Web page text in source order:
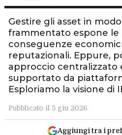
Gestire gli asset in
frammentato espone le
conseguenze
reputazionali. Eppure,
approccio centralizzato
supportato da
Esploriamo la visione di
Pubblicato il 5 giu 2026
Aggiungi tra i